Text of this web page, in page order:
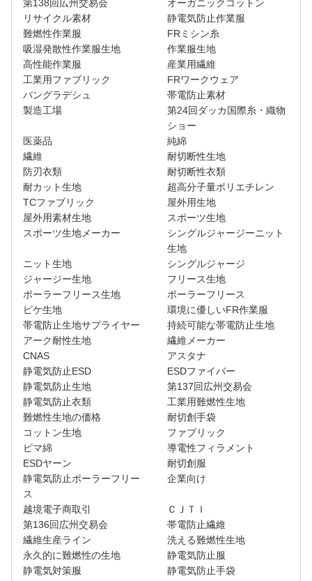
第138回広州交易会
オーガニックコットン
リサイクル素材
静電気防止作業服
難燃性作業服
FRミシン糸
吸湿発散性作業服生地
作業服生地
高性能作業服
産業用繊維
工業用ファブリック
FRワークウェア
バングラデシュ
帯電防止素材
製造工場
第24回ダッカ国際糸・織物
ショー
医薬品
純綿
繊維
耐切断性生地
防刃衣類
耐切断性衣類
耐カット生地
超高分子量ポリエチレン
TCファブリック
屋外用生地
屋外用素材生地
スポーツ生地
スポーツ生地メーカー
シングルジャージーニット
生地
ニット生地
シングルジャージ
ジャージー生地
フリース生地
ポーラーフリース生地
ポーラーフリース
ピケ生地
環境に優しいFR作業服
帯電防止生地サプライヤー
持続可能な帯電防止生地
アーク耐性生地
繊維メーカー
CNAS
アスタナ
静電気防止ESD
ESDファイバー
静電気防止生地
第137回広州交易会
静電気防止衣類
工業用難燃性生地
難燃性生地の価格
耐切創手袋
コットン生地
ファブリック
ピマ綿
導電性フィラメント
ESDヤーン
耐切創服
静電気防止ポーラーフリー
ス
企業向け
越境電子商取引
ＣＪＴＩ
第136回広州交易会
帯電防止繊維
繊維生産ライン
洗える難燃性生地
永久的に難燃性の生地
静電気防止服
静電気対策服
静電気防止手袋